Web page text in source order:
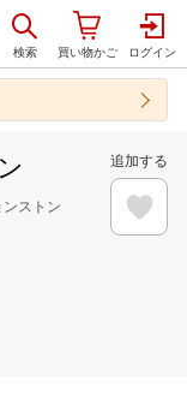
ストン
追加する